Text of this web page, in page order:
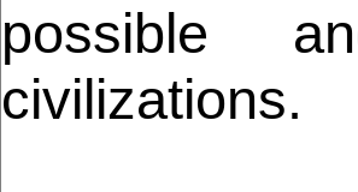
possible
civilizations.